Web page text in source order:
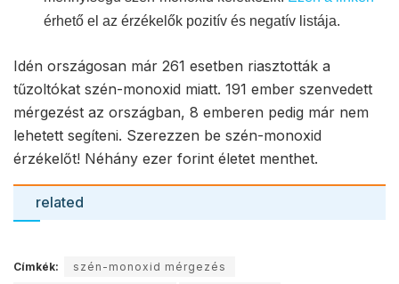
érhető el az érzékelők pozitív és negatív listája.
Idén országosan már 261 esetben riasztották a
tűzoltókat szén-monoxid miatt. 191 ember szenvedett
mérgezést az országban, 8 emberen pedig már nem
lehetett segíteni. Szerezzen be szén-monoxid
érzékelőt! Néhány ezer forint életet menthet.
related
Címkék:
szén-monoxid mérgezés